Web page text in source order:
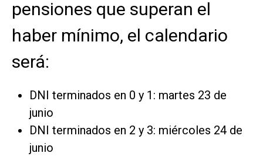
pensiones que superan el
haber mínimo, el calendario
será:
DNI terminados en 0 y 1: martes 23 de
junio
DNI terminados en 2 y 3: miércoles 24 de
junio